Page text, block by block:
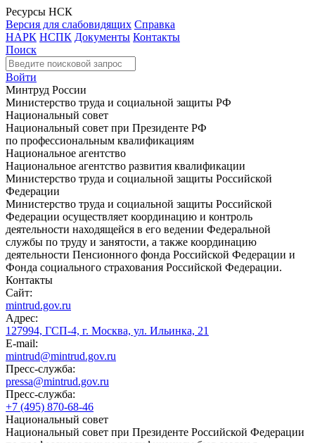
Ресурсы НСК
Версия для слабовидящих Справка
НАРК НСПК Документы Контакты
Поиск
Войти
Минтруд России
Министерство труда и социальной защиты РФ
Национальный совет
Национальный совет при Президенте РФ
по профессиональным квалификациям
Национальное агентство
Национальное агентство развития квалификации
Министерство труда и социальной защиты Российской
Федерации
Министерство труда и социальной защиты Российской
Федерации осуществляет координацию и контроль
деятельности находящейся в его ведении Федеральной
службы по труду и занятости, а также координацию
деятельности Пенсионного фонда Российской Федерации и
Фонда социального страхования Российской Федерации.
Контакты
Сайт:
mintrud.gov.ru
Адрес:
127994, ГСП-4, г. Москва, ул. Ильинка, 21
E-mail:
mintrud@mintrud.gov.ru
Пресс-служба:
pressa@mintrud.gov.ru
Пресс-служба:
+7 (495) 870-68-46
Национальный совет
Национальный совет при Президенте Российской Федерации